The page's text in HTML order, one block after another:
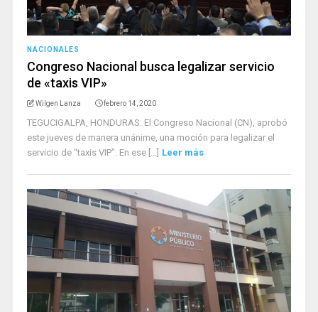
NACIONALES
Congreso Nacional busca legalizar servicio
de «taxis VIP»
Wilgen Lanza febrero 14, 2020
TEGUCIGALPA, HONDURAS. El Congreso Nacional (CN), aprobó
este jueves de manera unánime, una moción para legalizar el
servicio de “taxis VIP”. En ese [...] Leer más